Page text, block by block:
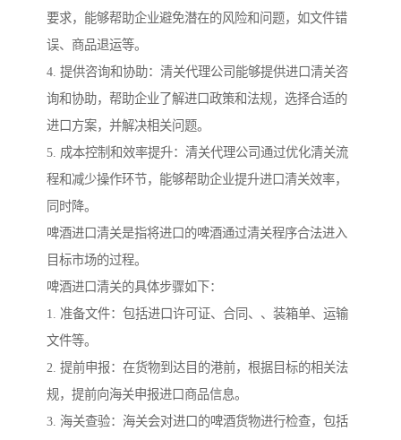
要求，能够帮助企业避免潜在的风险和问题，如文件错
误、商品退运等。
4. 提供咨询和协助：清关代理公司能够提供进口清关咨
询和协助，帮助企业了解进口政策和法规，选择合适的
进口方案，并解决相关问题。
5. 成本控制和效率提升：清关代理公司通过优化清关流
程和减少操作环节，能够帮助企业提升进口清关效率，
同时降。
啤酒进口清关是指将进口的啤酒通过清关程序合法进入
目标市场的过程。
啤酒进口清关的具体步骤如下：
1. 准备文件：包括进口许可证、合同、、装箱单、运输
文件等。
2. 提前申报：在货物到达目的港前，根据目标的相关法
规，提前向海关申报进口商品信息。
3. 海关查验：海关会对进口的啤酒货物进行检查，包括